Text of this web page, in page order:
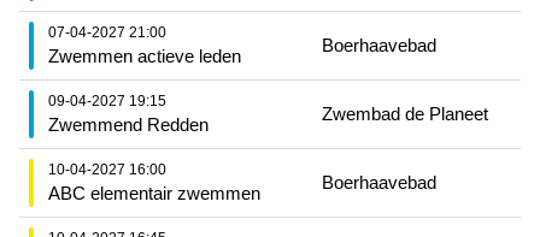
07-04-2027 21:00
Zwemmen actieve leden
Boerhaavebad
09-04-2027 19:15
Zwemmend Redden
Zwembad de Planeet
10-04-2027 16:00
ABC elementair zwemmen
Boerhaavebad